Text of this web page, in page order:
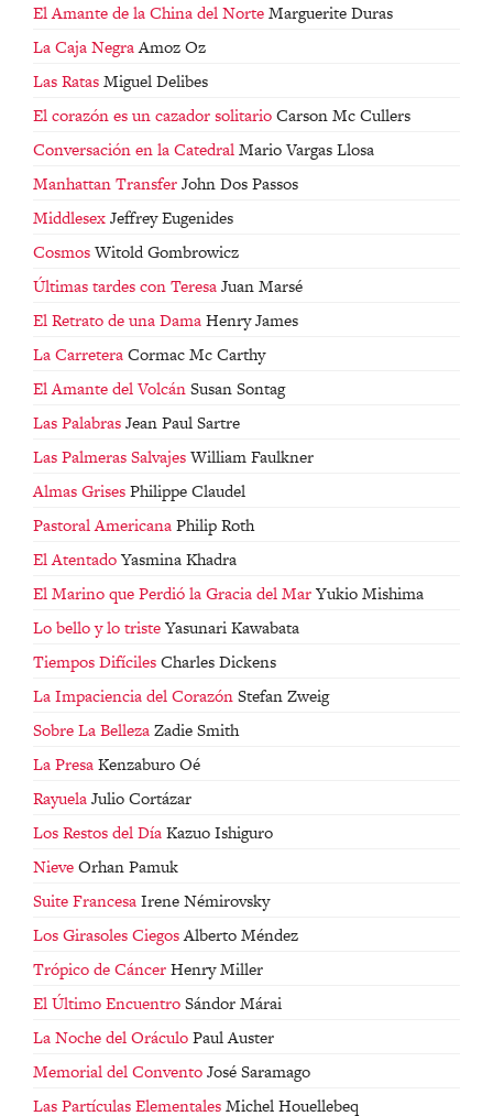
El Amante de la China del NorteMarguerite Duras
La Caja NegraAmoz Oz
Las RatasMiguel Delibes
El corazón es un cazador solitarioCarson Mc Cullers
Conversación en la CatedralMario Vargas Llosa
Manhattan TransferJohn Dos Passos
MiddlesexJeffrey Eugenides
CosmosWitold Gombrowicz
Últimas tardes con TeresaJuan Marsé
El Retrato de una DamaHenry James
La CarreteraCormac Mc Carthy
El Amante del VolcánSusan Sontag
Las PalabrasJean Paul Sartre
Las Palmeras SalvajesWilliam Faulkner
Almas GrisesPhilippe Claudel
Pastoral AmericanaPhilip Roth
El AtentadoYasmina Khadra
El Marino que Perdió la Gracia del MarYukio Mishima
Lo bello y lo tristeYasunari Kawabata
Tiempos DifícilesCharles Dickens
La Impaciencia del CorazónStefan Zweig
Sobre La BellezaZadie Smith
La PresaKenzaburo Oé
RayuelaJulio Cortázar
Los Restos del DíaKazuo Ishiguro
NieveOrhan Pamuk
Suite FrancesaIrene Némirovsky
Los Girasoles CiegosAlberto Méndez
Trópico de CáncerHenry Miller
El Último EncuentroSándor Márai
La Noche del OráculoPaul Auster
Memorial del ConventoJosé Saramago
Las Partículas ElementalesMichel Houellebeq